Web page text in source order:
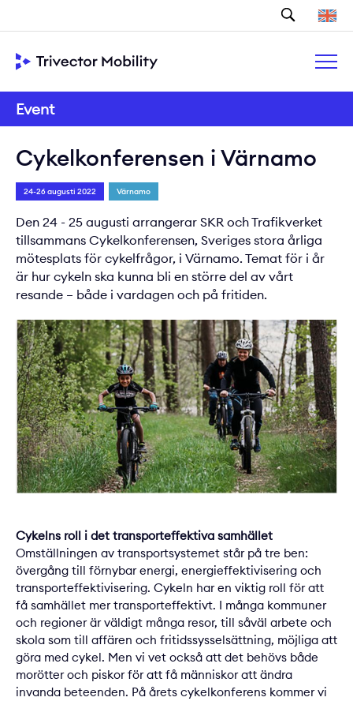
Event
Cykelkonferensen i Värnamo
24-26 augusti 2022 Värnamo
Den 24 - 25 augusti arrangerar SKR och Trafikverket
tillsammans Cykelkonferensen, Sveriges stora årliga
mötesplats för cykelfrågor, i Värnamo. Temat för i år
är hur cykeln ska kunna bli en större del av vårt
resande – både i vardagen och på fritiden.
Cykelns roll i det transporteffektiva samhället
Omställningen av transportsystemet står på tre ben:
övergång till förnybar energi, energieffektivisering och
transporteffektivisering. Cykeln har en viktig roll för att
få samhället mer transporteffektivt. I många kommuner
och regioner är väldigt många resor, till såväl arbete och
skola som till affären och fritidssysselsättning, möjliga att
göra med cykel. Men vi vet också att det behövs både
morötter och piskor för att få människor att ändra
invanda beteenden. På årets cykelkonferens kommer vi